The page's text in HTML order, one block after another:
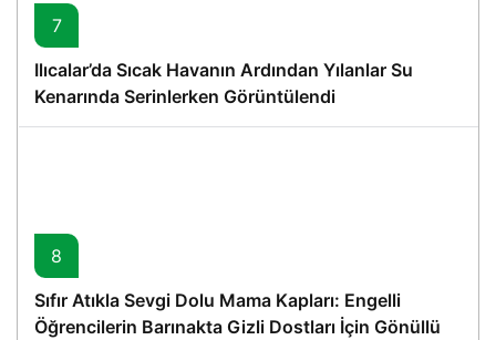
7
Ilıcalar’da Sıcak Havanın Ardından Yılanlar Su
Kenarında Serinlerken Görüntülendi
8
Sıfır Atıkla Sevgi Dolu Mama Kapları: Engelli
Öğrencilerin Barınakta Gizli Dostları İçin Gönüllü